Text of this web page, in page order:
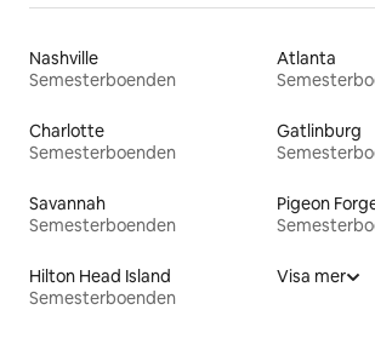
Nashville
Semesterboenden
Atlanta
Charlotte
Semesterboenden
Gatlinburg
Savannah
Semesterboenden
Pigeon
Hilton Head Island
Semesterboenden
Visa mer